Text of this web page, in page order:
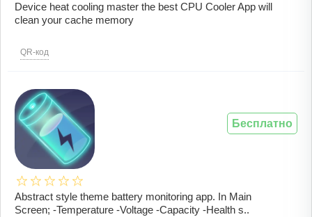
Device heat cooling master the best CPU Cooler App will
clean your cache memory
QR-код
Abstract style theme battery monitoring app. In Main
Screen; -Temperature -Voltage -Capacity -Health s..
Бесплатно